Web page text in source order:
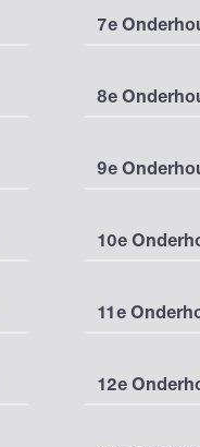
7e
8e
9e
10e
11e
12e